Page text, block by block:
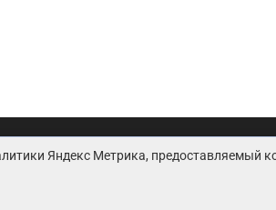
Пользовательское
Яндекс Метрика,